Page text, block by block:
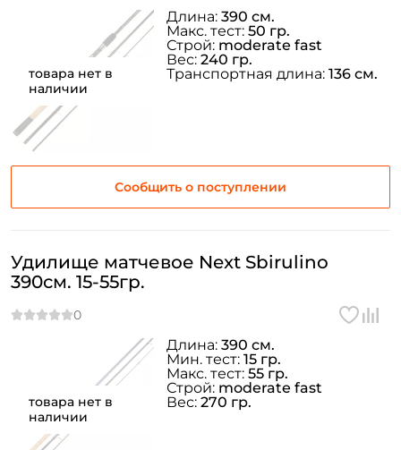
товара нет в
наличии
Сообщить о поступлении
Длина: 390 см.
Макс. тест: 50 гр.
Строй: moderate fast
Вес: 240 гр.
Транспортная длина: 136 см.
товара нет в
наличии
Удилище матчевое Next Sbirulino
390см. 15-55гр.
Длина: 390 см.
Мин. тест: 15 гр.
Макс. тест: 55 гр.
Строй: moderate fast
Вес: 270 гр.
Номер телефона: *
Повторите пароль: *
Заполняя данную форму вы соглашаетесь на обработку
персональных данных